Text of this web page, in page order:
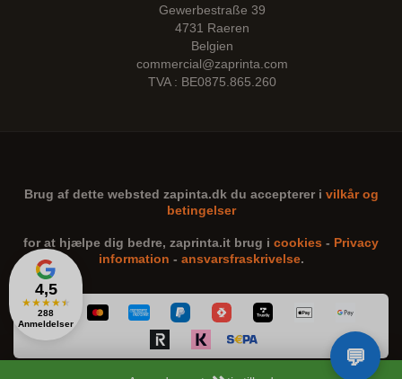
4,5
★★★★★
288
Anmeldelser
Gewerbestraße 39
4731 Raeren
Belgien
commercial@zaprinta.com
TVA : BE0875.865.260
Brug af dette websted zapinta.dk du accepterer i vilkår og
betingelser
for at hjælpe dig bedre, zaprinta.it brug i cookies - Privacy
information - ansvarsfraskrivelse.